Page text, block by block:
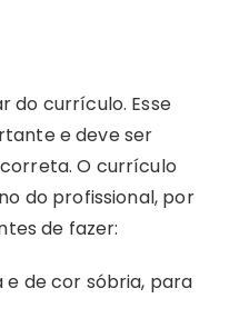
do currículo. Esse
e deve ser
O currículo
do profissional, por
de fazer:
de cor sóbria, para